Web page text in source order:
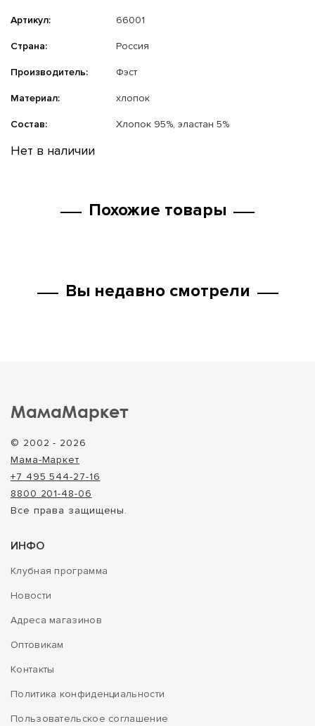
Артикул: 66001
Страна: Россия
Производитель: Фэст
Материал: хлопок
Состав: Хлопок 95%, эластан 5%
Нет в наличии
Похожие товары
Вы недавно смотрели
МамаМаркет
© 2002 - 2026
Мама-Маркет
+7 495 544-27-16
8800 201-48-06
Все права защищены.
ИНФО
Клубная программа
Новости
Адреса магазинов
Оптовикам
Контакты
Политика конфиденциальности
Пользовательское соглашение